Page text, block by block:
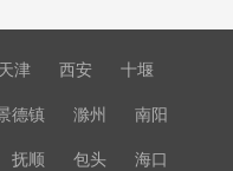
天津 西安 十堰
德镇 滁州 南阳
抚顺 包头 海口